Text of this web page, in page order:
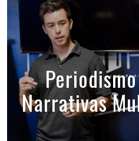
Narrativas